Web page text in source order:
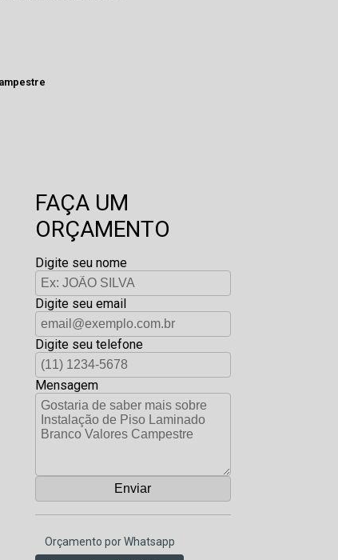
FAÇA UM
ORÇAMENTO
Digite seu nome
Digite seu email
Digite seu telefone
Mensagem
Orçamento por Whatsapp